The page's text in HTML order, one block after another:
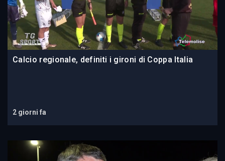
Calcio regionale, definiti i gironi di Coppa Italia
2 giorni fa